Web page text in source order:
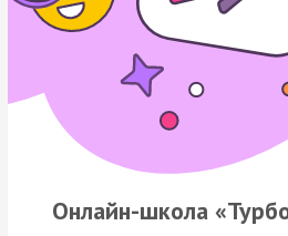
Онлайн-школа